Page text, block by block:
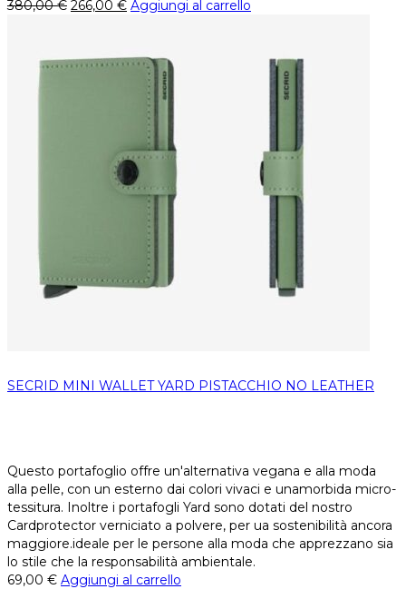
380,00€ 266,00 € Aggiungi al carrello
SECRID MINI WALLET YARD PISTACCHIO NO LEATHER
Questo portafoglio offre un'alternativa vegana e alla moda
alla pelle, con un esterno dai colori vivaci e unamorbida micro-
tessitura. Inoltre i portafogli Yard sono dotati del nostro
Cardprotector verniciato a polvere, per ua sostenibilità ancora
maggiore.ideale per le persone alla moda che apprezzano sia
lo stile che la responsabilità ambientale.
69,00 € Aggiungi al carrello